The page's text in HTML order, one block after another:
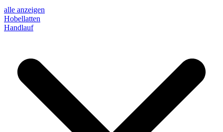
alle anzeigen
Hobellatten
Handlauf